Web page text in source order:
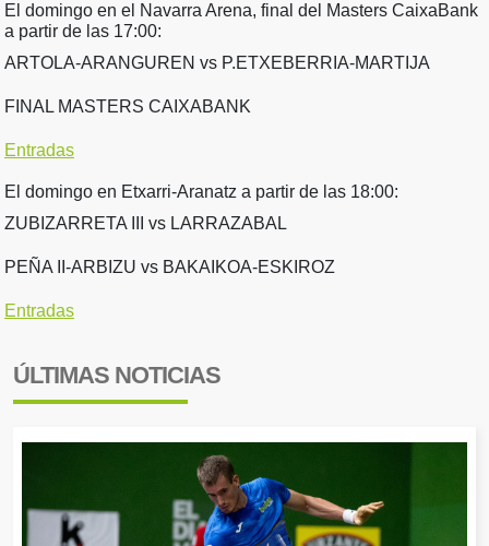
El domingo en el Navarra Arena, final del Masters CaixaBank
a partir de las 17:00:
ARTOLA-ARANGUREN vs P.ETXEBERRIA-MARTIJA
FINAL MASTERS CAIXABANK
Entradas
El domingo en Etxarri-Aranatz a partir de las 18:00:
ZUBIZARRETA III vs LARRAZABAL
PEÑA II-ARBIZU vs BAKAIKOA-ESKIROZ
Entradas
ÚLTIMAS NOTICIAS